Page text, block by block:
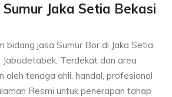
Jaka Setia Bekasi
bidang jasa Sumur Bor di Jaka Setia
Terdekat dan area
oleh tenaga ahli, handal, profesional
Resmi untuk penerapan tahap